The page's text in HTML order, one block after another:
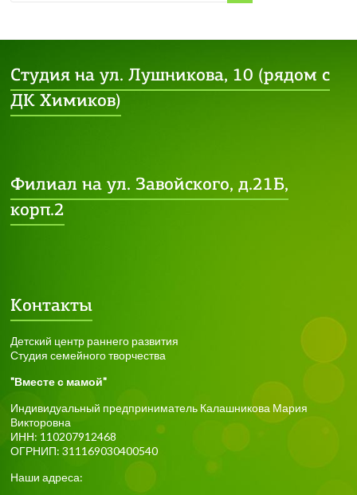
Студия на ул. Лушникова, 10 (рядом с
ДК Химиков)
Филиал на ул. Завойского, д.21Б,
корп.2
Контакты
Детский центр раннего развития
Студия семейного творчества
"Вместе с мамой"
Индивидуальный предприниматель Калашникова Мария
Викторовна
ИНН: 110207912468
ОГРНИП: 311169030400540
Наши адреса: